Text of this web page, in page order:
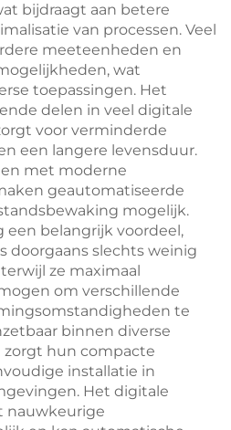
bijdraagt aan betere
van processen. Veel
meeteenheden en
wat
toepassingen. Het
delen in veel digitale
voor verminderde
een langere levensduur.
met moderne
geautomatiseerde
mogelijk.
een belangrijk voordeel,
doorgaans slechts weinig
ze maximaal
om verschillende
te
binnen diverse
zorgt hun compacte
installatie in
Het digitale
nauwkeurige